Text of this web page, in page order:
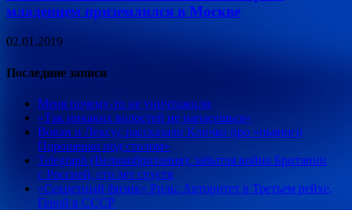
младенцем приземлился в Москве
02.01.2019
Последние записи
Меня почему-то не уничтожили
«Так никаких волостей не напасешься»
Вован и Лексус рассказали Кличко про «пьяного
Порошенко под столом»
Telegraph (Великобритания): забытая война Британии
с Россией, сто лет спустя
«Секретный физик» Риль: Авторитет в Третьем рейхе,
Герой в СССР